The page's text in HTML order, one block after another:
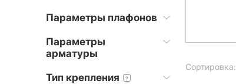
Параметры плафонов
Параметры
арматуры
Тип крепления ?
Сортировка: